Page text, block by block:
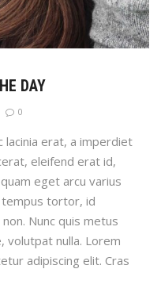
DAY
0
lacinia erat, a imperdiet
eleifend erat id,
eget arcu varius
tortor, id
Nunc quis metus
volutpat nulla. Lorem
adipiscing elit. Cras